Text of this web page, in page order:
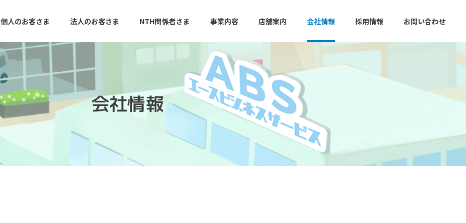
個人のお客さま 法人のお客さま NTH関係者さま 事業内容 店舗案内 会社情報 採用情報 お問い合わせ
会社情報